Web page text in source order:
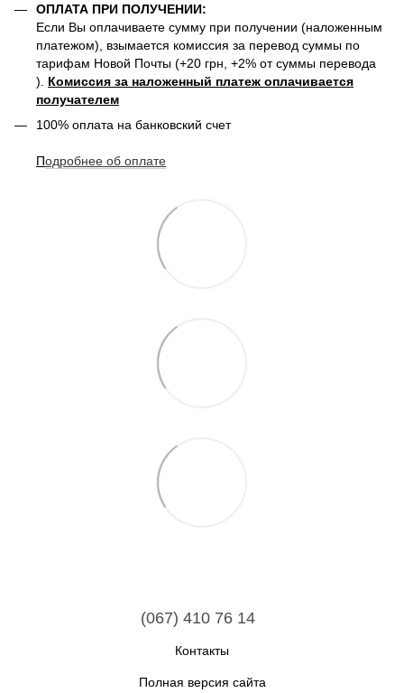
ОПЛАТА ПРИ ПОЛУЧЕНИИ:
Если Вы оплачиваете сумму при получении (наложенным
платежом), взымается комиссия за перевод суммы по
тарифам Новой Почты (+20 грн, +2% от суммы перевода
). Комиссия за наложенный платеж оплачивается
получателем
100% оплата на банковский счет
Подробнее об оплате
(067) 410 76 14
Контакты
Полная версия сайта